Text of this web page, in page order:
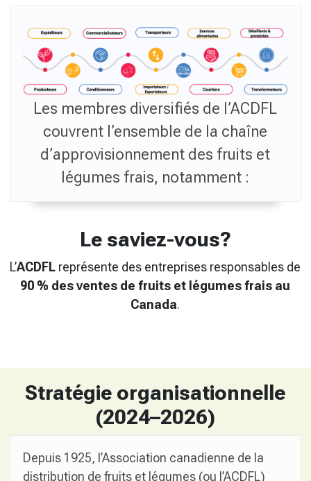
Les membres diversifiés de l’ACDFL
couvrent l’ensemble de la chaîne
d’approvisionnement des fruits et
légumes frais, notamment :
Le saviez-vous?
L’ACDFL représente des entreprises responsables de
90 % des ventes de fruits et légumes frais au
Canada.
Stratégie organisationnelle
(2024–2026)
Depuis 1925, l’Association canadienne de la
distribution de fruits et légumes (ou l’ACDFL)